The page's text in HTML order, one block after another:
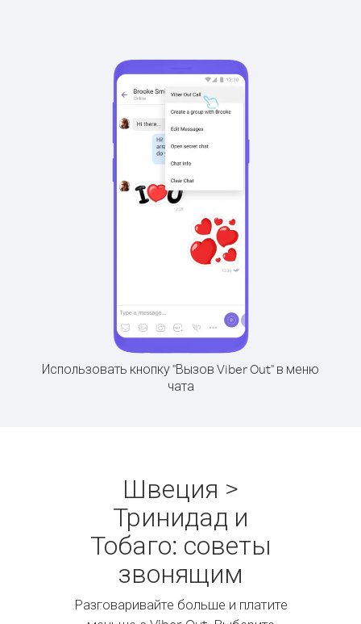
Использовать кнопку "Вызов Viber Out" в меню
чата
Швеция >
Тринидад и
Тобаго: советы
звонящим
Разговаривайте больше и платите